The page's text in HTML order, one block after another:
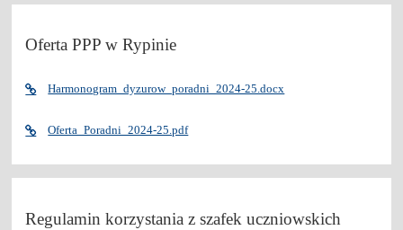
Oferta PPP w Rypinie
Harmonogram_dyzurow_poradni_2024-25.docx
Oferta_Poradni_2024-25.pdf
Regulamin korzystania z szafek uczniowskich